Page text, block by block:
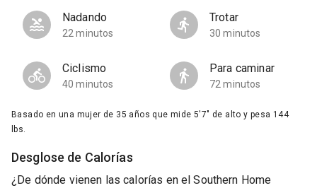
Nadando
22 minutos
Trotar
30 minutos
Ciclismo
40 minutos
Para caminar
72 minutos
Basado en una mujer de 35 años que mide 5'7" de alto y pesa 144
lbs.
Desglose de Calorías
¿De dónde vienen las calorías en el Southern Home